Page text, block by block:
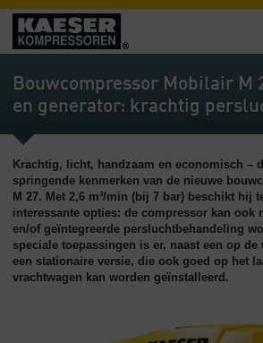
Producten
-
Overzicht
Overzicht
Service
-
Overzicht
Bedrijf
Bouwcompressor Mobilair M
en generator: krachtig
Krachtig, licht, handzaam en economisch –
springende kenmerken van de nieuwe
M 27. Met 2,6 m³/min (bij 7 bar) beschikt hij
interessante opties: de compressor kan ook
en/of geïntegreerde persluchtbehandeling
speciale toepassingen is er, naast een op
een stationaire versie, die ook goed op het
vrachtwagen kan worden geïnstalleerd.